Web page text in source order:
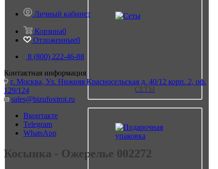
СЕТЫ
Личный кабинет
Корзина0
Отложенные0
8 (800) 222-46-88
Контактная информация
г. Москва, Ул. Нижняя Красносельская д. 40/12 корп. 2, оф.
129/124
sales@bizufoxtrot.ru
Вконтакте
Telegram
WhatsApp
Косынка - Ожерелье 002272